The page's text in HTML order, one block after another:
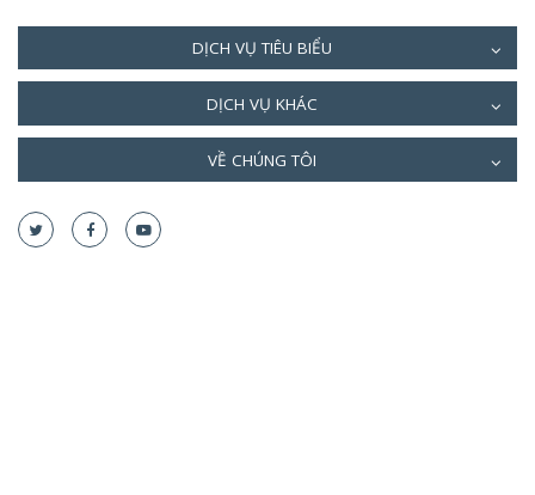
DỊCH VỤ TIÊU BIỂU
DỊCH VỤ KHÁC
VỀ CHÚNG TÔI